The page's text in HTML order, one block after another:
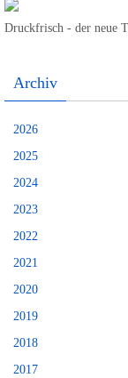
Druckfrisch - der neue
Archiv
2026
2025
2024
2023
2022
2021
2020
2019
2018
2017